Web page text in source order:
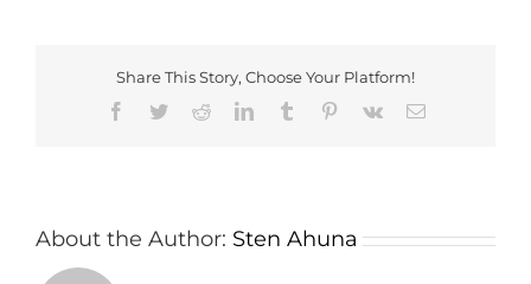
Share This Story, Choose Your Platform!
Facebook
TwitterRedditLinkedInTumblr Pinterest
Vk Email
About the Author: Sten Ahuna